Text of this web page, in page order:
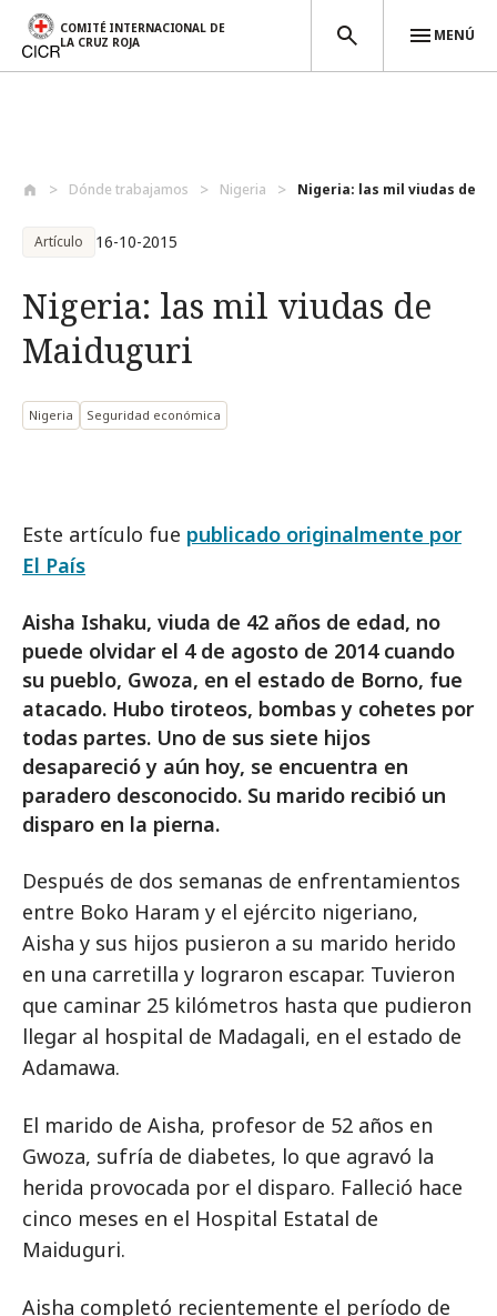
COMITÉ INTERNACIONAL DE
LA CRUZ ROJA
MENÚ
Dónde trabajamos Nigeria Nigeria: las mil viudas de
Artículo 16-10-2015
Nigeria: las mil viudas de
Maiduguri
Nigeria Seguridad económica
Este artículo fue publicado originalmente por
El País
Aisha Ishaku, viuda de 42 años de edad, no
puede olvidar el 4 de agosto de 2014 cuando
su pueblo, Gwoza, en el estado de Borno, fue
atacado. Hubo tiroteos, bombas y cohetes por
todas partes. Uno de sus siete hijos
desapareció y aún hoy, se encuentra en
paradero desconocido. Su marido recibió un
disparo en la pierna.
Después de dos semanas de enfrentamientos
entre Boko Haram y el ejército nigeriano,
Aisha y sus hijos pusieron a su marido herido
en una carretilla y lograron escapar. Tuvieron
que caminar 25 kilómetros hasta que pudieron
llegar al hospital de Madagali, en el estado de
Adamawa.
El marido de Aisha, profesor de 52 años en
Gwoza, sufría de diabetes, lo que agravó la
herida provocada por el disparo. Falleció hace
cinco meses en el Hospital Estatal de
Maiduguri.
Aisha completó recientemente el período de